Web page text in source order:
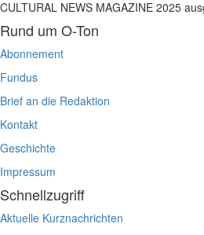
CULTURAL NEWS MAGAZINE 2025
Rund um O-Ton
Abonnement
Fundus
Brief an die Redaktion
Kontakt
Geschichte
Impressum
Schnellzugriff
Aktuelle Kurznachrichten